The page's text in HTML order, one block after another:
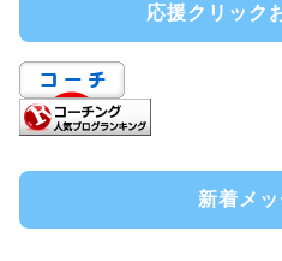
応援クリック
新着メ